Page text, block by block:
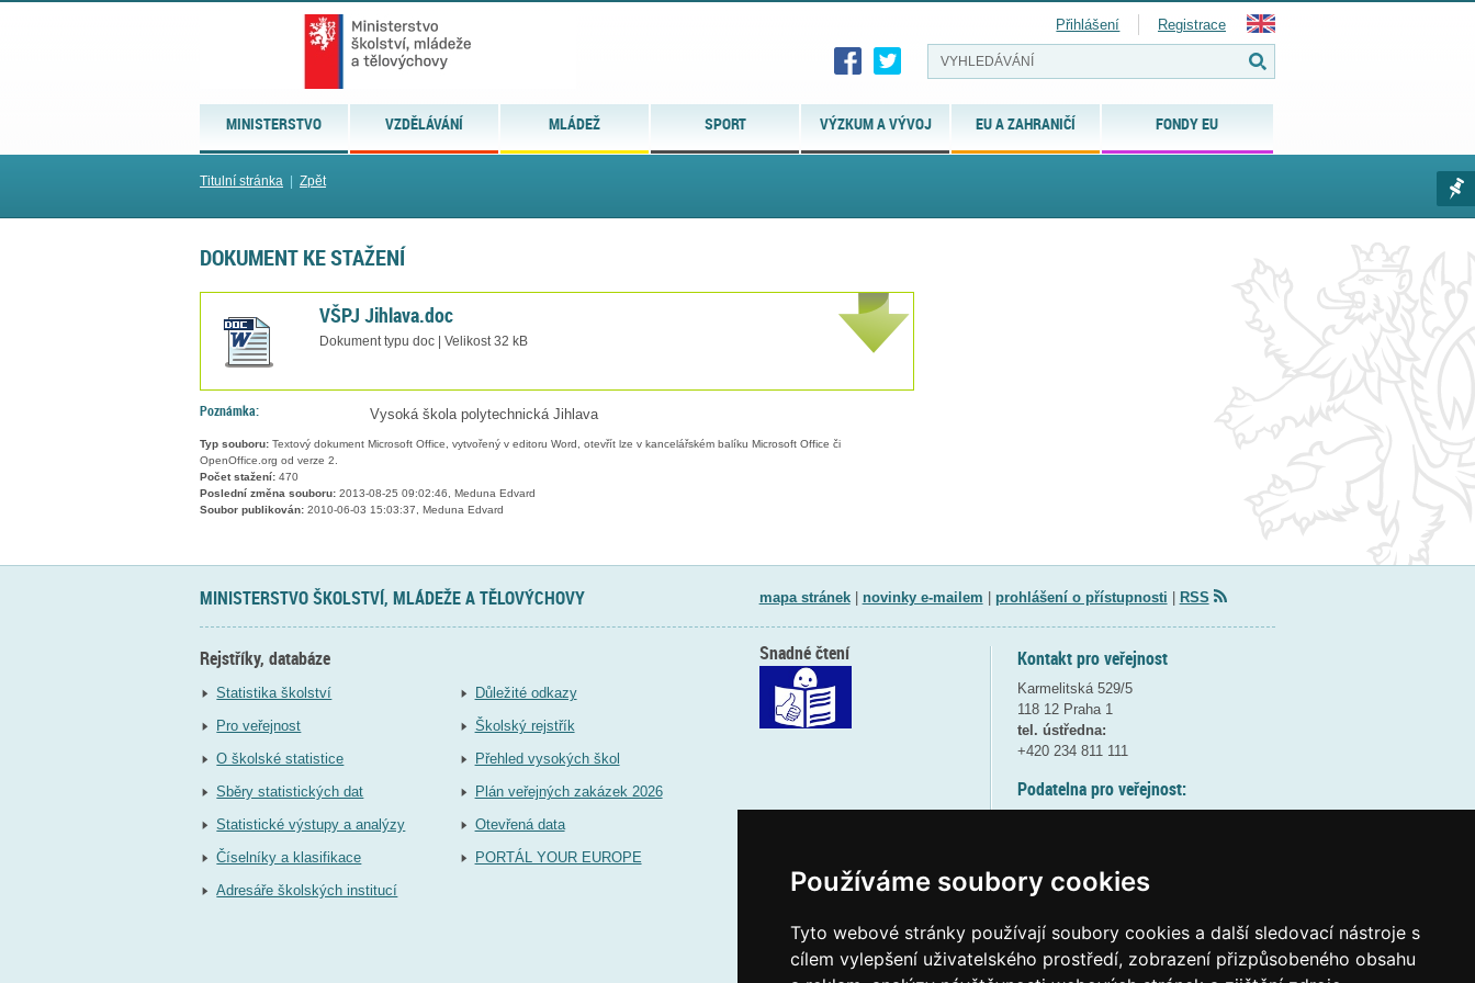
Používáme soubory cookies
Tyto webové stránky používají soubory cookies a další sledovací nástroje s
cílem vylepšení uživatelského prostředí, zobrazení přizpůsobeného obsahu
MINISTERSTVO VZDĚLÁVÁNÍ MLÁDEŽ SPORT VÝZKUM A VÝVOJ EU A ZAHRANIČÍ FONDY EU
Přihlášení Registrace
Titulní stránka Zpět
DOKUMENT KE STAŽENÍ
VŠPJ Jihlava.doc
Dokument typu doc | Velikost 32 kB
Poznámka: Vysoká škola polytechnická Jihlava
Typ souboru: Textový dokument Microsoft Office, vytvořený v editoru Word, otevřít lze v kancelářském balíku Microsoft Office či
OpenOffice.org od verze 2.
Počet stažení: 470
Poslední změna souboru: 2013-08-25 09:02:46, Meduna Edvard
Soubor publikován: 2010-06-03 15:03:37, Meduna Edvard
MINISTERSTVO ŠKOLSTVÍ, MLÁDEŽE A TĚLOVÝCHOVY mapa stránek| novinky e-mailem prohlášení o přístupnosti RSS
Rejstříky, databáze
Statistika školství
Pro veřejnost
O školské statistice
Sběry statistických dat
Statistické výstupy a analýzy
Číselníky a klasifikace
Adresáře školských institucí
Důležité odkazy
Školský rejstřík
Přehled vysokých škol
Plán veřejných zakázek 2026
Otevřená data
PORTÁL YOUR EUROPE
Kontakt pro veřejnost
Karmelitská 529/5
118 12 Praha 1
tel. ústředna:
+420 234 811 111
Podatelna pro veřejnost:
(více informací
Elektronická podatelna:
Snadné čtení